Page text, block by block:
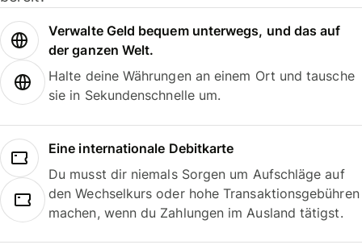
Verwalte Geld bequem unterwegs, und das auf
der ganzen Welt.
Halte deine Währungen an einem Ort und tausche
sie in Sekundenschnelle um.
Eine internationale Debitkarte
Du musst dir niemals Sorgen um Aufschläge auf
den Wechselkurs oder hohe Transaktionsgebühren
machen, wenn du Zahlungen im Ausland tätigst.